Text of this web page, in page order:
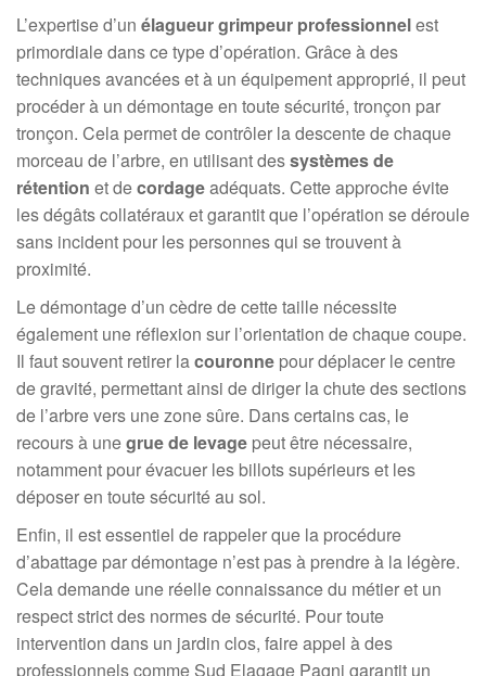
L’expertise d’un élagueur grimpeur professionnelest
primordiale dans ce type d’opération. Grâce à des
techniques avancées et à un équipement approprié, il peut
procéder à un démontage en toute sécurité, tronçon par
tronçon. Cela permet de contrôler la descente de chaque
morceau de l’arbre, en utilisant dessystèmes de
rétention et decordageadéquats. Cette approche évite
les dégâts collatéraux et garantit que l’opération se déroule
sans incident pour les personnes qui se trouvent à
proximité.
Le démontage d’un cèdre de cette taille nécessite
également une réflexion sur l’orientation de chaque coupe.
Il faut souvent retirer lacouronne pour déplacer le centre
de gravité, permettant ainsi de diriger la chute des sections
de l’arbre vers une zone sûre. Dans certains cas, le
recours à unegrue de levage peut être nécessaire,
notamment pour évacuer les billots supérieurs et les
déposer en toute sécurité au sol.
Enfin, il est essentiel de rappeler que la procédure
d’abattage par démontage n’est pas à prendre à la légère.
Cela demande une réelle connaissance du métier et un
respect strict des normes de sécurité. Pour toute
intervention dans un jardin clos, faire appel à des
professionnels comme Sud Elagage Pagni garantit un